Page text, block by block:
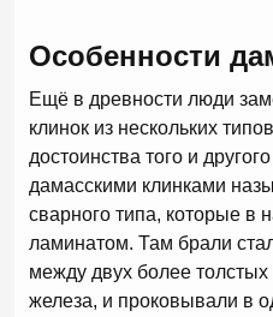
Особенности
Ещё в древности люди
клинок из нескольких
достоинства того и
дамасскими клинками
сварного типа, которые в
ламинатом. Там брали
между двух более толстых
железа, и проковывали в